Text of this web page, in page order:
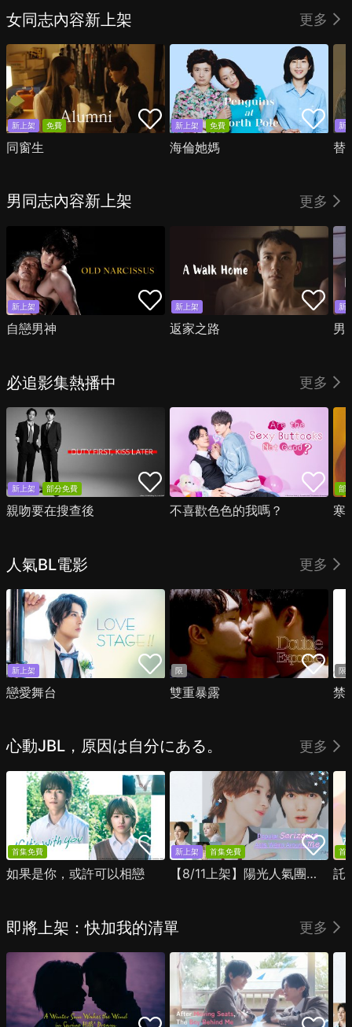
女同志內容新上架 更多
新上架 免費
同窗生
新上架 免費
海倫她媽
新
替
男同志內容新上架 更多
新上架
自戀男神
新上架
返家之路
新
男
必追影集熱播中 更多
新上架 部分免費
親吻要在搜查後 不喜歡色色的我嗎？
部
寒
人氣BL電影 更多
新上架
戀愛舞台
限
雙重暴露
限
禁
心動JBL，原因は自分にある。 更多
首集免費
如果是你，或許可以相戀
新上架 首集免費
【8/11上架】陽光人氣團中的芹澤，在我面前卻有點不對勁
首
託
即將上架：快加我的清單 更多